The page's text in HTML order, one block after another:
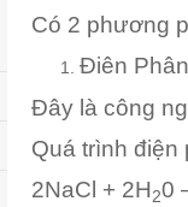
Có 2 phương
Điên
Đây là công
Quá trình điện
2NaCl + 2H20